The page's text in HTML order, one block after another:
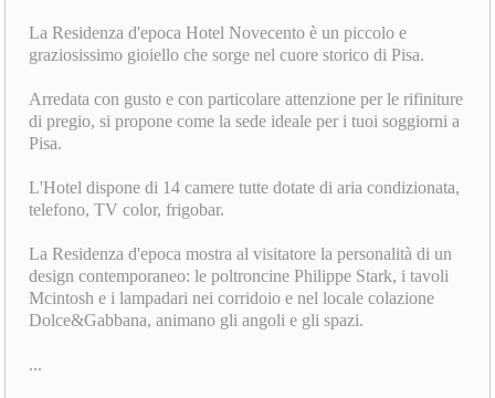
La Residenza d'epoca Hotel Novecento è un piccolo e
graziosissimo gioiello che sorge nel cuore storico di Pisa.
Arredata con gusto e con particolare attenzione per le rifiniture
di pregio, si propone come la sede ideale per i tuoi soggiorni a
Pisa.
L'Hotel dispone di 14 camere tutte dotate di aria condizionata,
telefono, TV color, frigobar.
La Residenza d'epoca mostra al visitatore la personalità di un
design contemporaneo: le poltroncine Philippe Stark, i tavoli
Mcintosh e i lampadari nei corridoio e nel locale colazione
Dolce&Gabbana, animano gli angoli e gli spazi.
...